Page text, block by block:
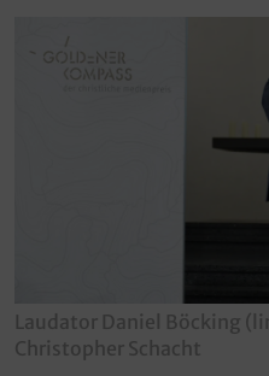
Laudator Daniel Böcking
Christopher Schacht